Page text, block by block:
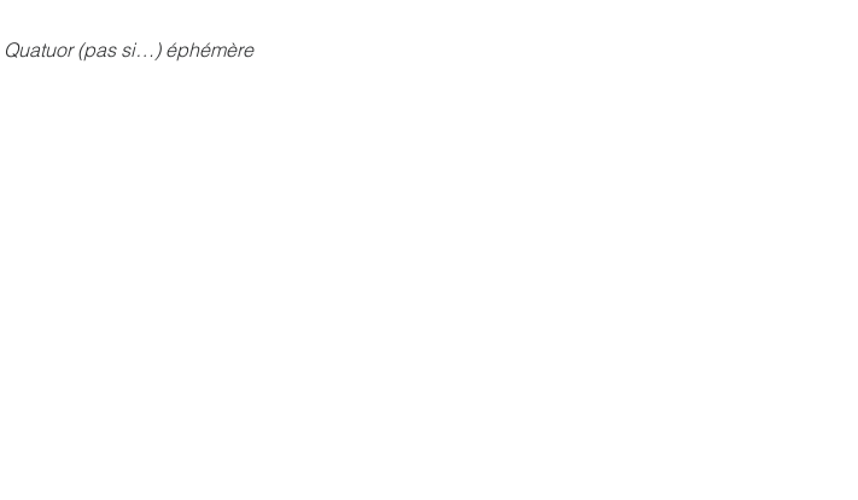
Quatuor (pas si…) éphémère